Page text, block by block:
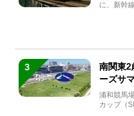
に、新幹
3
南関東2
ーズサ
馬と見
浦和競馬
カップ（